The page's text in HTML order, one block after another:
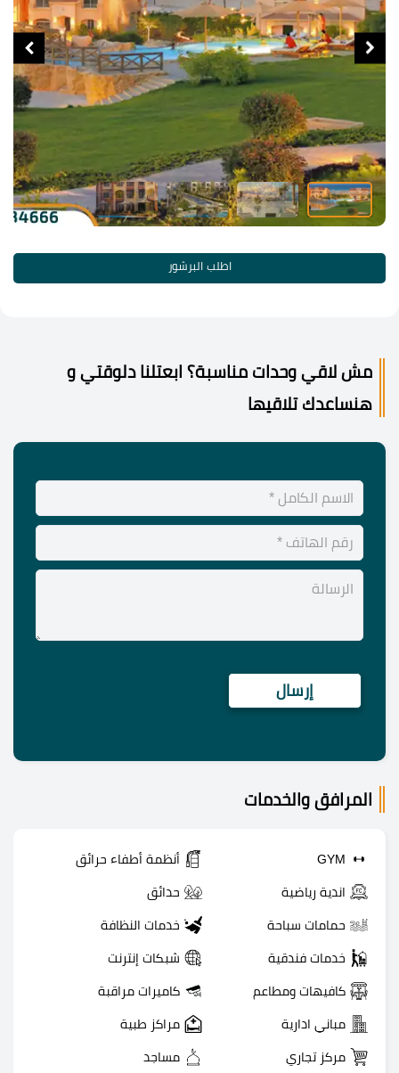
اطلب البرشور
مش لاقي وحدات مناسبة؟ ابعتلنا دلوقتي و
هنساعدك تلاقيها
المرافق والخدمات
GYM أنظمة أطفاء حرائق
اندية رياضية حدائق
حمامات سباحة خدمات النظافة
خدمات فندقية شبكات إنترنت
كافيهات ومطاعم كاميرات مراقبة
مباني ادارية مراكز طبية
مركز تجاري مساجد